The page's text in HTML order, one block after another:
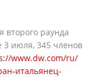
второго раунда
3 июля, 345 членов
www.dw.com/ru/
итальянец-